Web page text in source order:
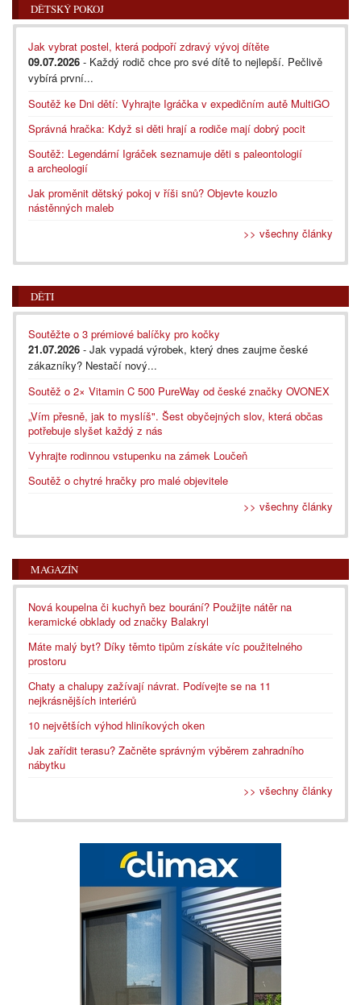
DĚTSKÝ POKOJ
Jak vybrat postel, která podpoří zdravý vývoj dítěte
09.07.2026 - Každý rodič chce pro své dítě to nejlepší. Pečlivě
vybírá první...
Soutěž ke Dni dětí: Vyhrajte Igráčka v expedičním autě MultiGO
Správná hračka: Když si děti hrají a rodiče mají dobrý pocit
Soutěž: Legendární Igráček seznamuje děti s paleontologií
a archeologií
Jak proměnit dětský pokoj v říši snů? Objevte kouzlo
nástěnných maleb
>> všechny články
DĚTI
Soutěžte o 3 prémiové balíčky pro kočky
21.07.2026 - Jak vypadá výrobek, který dnes zaujme české
zákazníky? Nestačí nový...
Soutěž o 2× Vitamin C 500 PureWay od české značky OVONEX
„Vím přesně, jak to myslíš". Šest obyčejných slov, která občas
potřebuje slyšet každý z nás
Vyhrajte rodinnou vstupenku na zámek Loučeň
Soutěž o chytré hračky pro malé objevitele
>> všechny články
MAGAZÍN
Nová koupelna či kuchyň bez bourání? Použijte nátěr na
keramické obklady od značky Balakryl
Máte malý byt? Díky těmto tipům získáte víc použitelného
prostoru
Chaty a chalupy zažívají návrat. Podívejte se na 11
nejkrásnějších interiérů
10 největších výhod hliníkových oken
Jak zařídit terasu? Začněte správným výběrem zahradního
nábytku
>> všechny články